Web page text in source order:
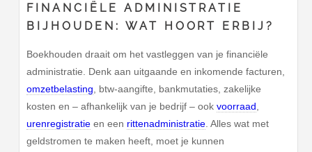
FINANCIËLE ADMINISTRATIE
BIJHOUDEN: WAT HOORT ERBIJ?
Boekhouden draait om het vastleggen van je financiële
administratie. Denk aan uitgaande en inkomende facturen,
omzetbelasting, btw-aangifte, bankmutaties, zakelijke
kosten en – afhankelijk van je bedrijf – ookvoorraad,
urenregistratie en een rittenadministratie. Alles wat met
geldstromen te maken heeft, moet je kunnen